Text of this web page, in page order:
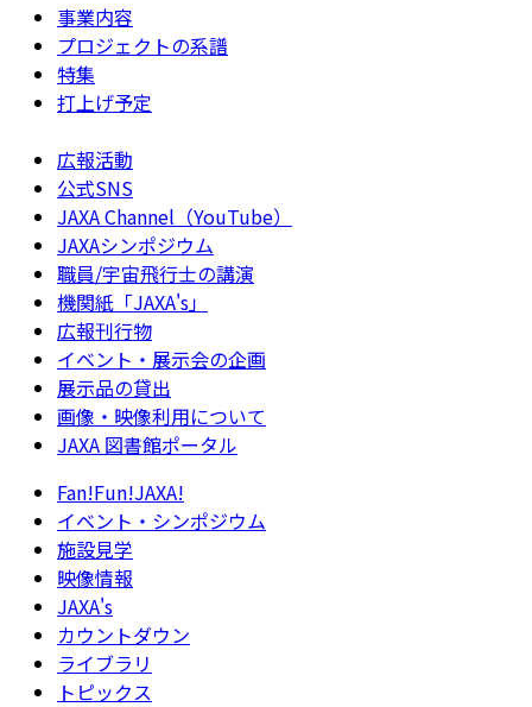
事業内容
プロジェクトの系譜
特集
打上げ予定
広報活動
公式SNS
JAXA Channel（YouTube）
JAXAシンポジウム
職員/宇宙飛行士の講演
機関紙「JAXA's」
広報刊行物
イベント・展示会の企画
展示品の貸出
画像・映像利用について
JAXA 図書館ポータル
Fan!Fun!JAXA!
イベント・シンポジウム
施設見学
映像情報
JAXA's
カウントダウン
ライブラリ
トピックス